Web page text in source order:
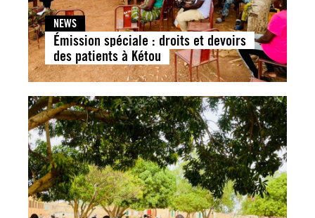
NEWS
Émission spéciale : droits et devoirs
des patients à Kétou